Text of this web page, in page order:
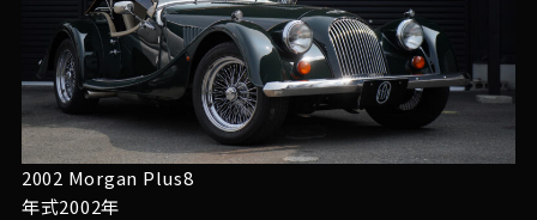
2002 Morgan Plus8
年式2002年